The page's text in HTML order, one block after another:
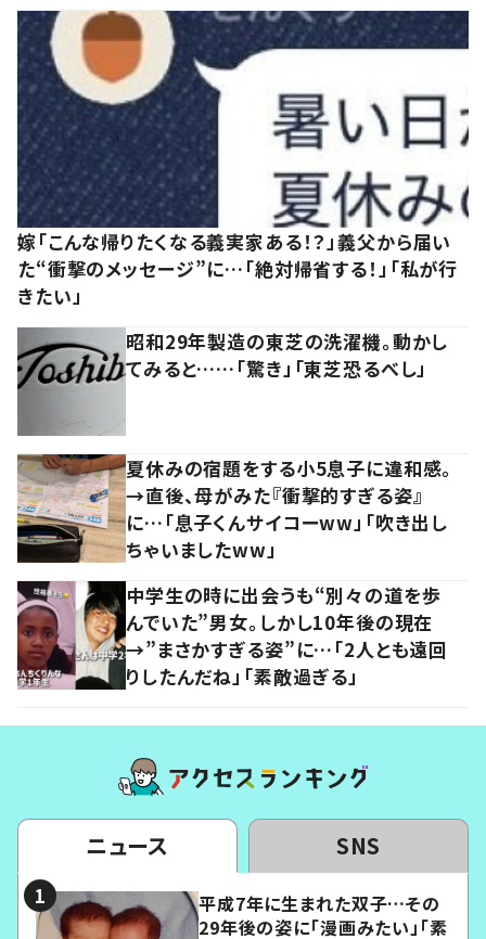
嫁「こんな帰りたくなる義実家ある！？」義父から届い
た“衝撃のメッセージ”に…「絶対帰省する！」「私が行
きたい」
昭和29年製造の東芝の洗濯機。動かし
てみると……「驚き」「東芝恐るべし」
夏休みの宿題をする小5息子に違和感。
→直後、母がみた『衝撃的すぎる姿』
に…「息子くんサイコーww」「吹き出し
ちゃいましたww」
中学生の時に出会うも“別々の道を歩
んでいた”男女。しかし10年後の現在
→”まさかすぎる姿”に…「2人とも遠回
りしたんだね」「素敵過ぎる」
ニュース SNS
平成7年に生まれた双子…その
29年後の姿に「漫画みたい」「素